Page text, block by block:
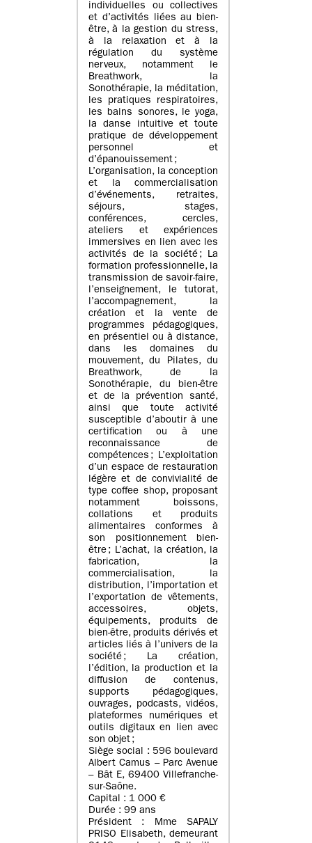
individuelles ou collectives
et d’activités liées au bien-
être, à la gestion du stress,
à la relaxation et à la
régulation du système
nerveux, notamment le
Breathwork, la
Sonothérapie, la méditation,
les pratiques respiratoires,
les bains sonores, le yoga,
la danse intuitive et toute
pratique de développement
personnel et
d’épanouissement ;
L’organisation, la conception
et la commercialisation
d’événements, retraites,
séjours, stages,
conférences, cercles,
ateliers et expériences
immersives en lien avec les
activités de la société ; La
formation professionnelle, la
transmission de savoir-faire,
l’enseignement, le tutorat,
l’accompagnement, la
création et la vente de
programmes pédagogiques,
en présentiel ou à distance,
dans les domaines du
mouvement, du Pilates, du
Breathwork, de la
Sonothérapie, du bien-être
et de la prévention santé,
ainsi que toute activité
susceptible d’aboutir à une
certification ou à une
reconnaissance de
compétences ; L’exploitation
d’un espace de restauration
légère et de convivialité de
type coffee shop, proposant
notamment boissons,
collations et produits
alimentaires conformes à
son positionnement bien-
être ; L’achat, la création, la
fabrication, la
commercialisation, la
distribution, l’importation et
l’exportation de vêtements,
accessoires, objets,
équipements, produits de
bien-être, produits dérivés et
articles liés à l’univers de la
société ; La création,
l’édition, la production et la
diffusion de contenus,
supports pédagogiques,
ouvrages, podcasts, vidéos,
plateformes numériques et
outils digitaux en lien avec
son objet ;
Siège social : 596 boulevard
Albert Camus – Parc Avenue
– Bât E, 69400 Villefranche-
sur-Saône.
Capital : 1 000 €
Durée : 99 ans
Président : Mme SAPALY
PRISO Elisabeth, demeurant